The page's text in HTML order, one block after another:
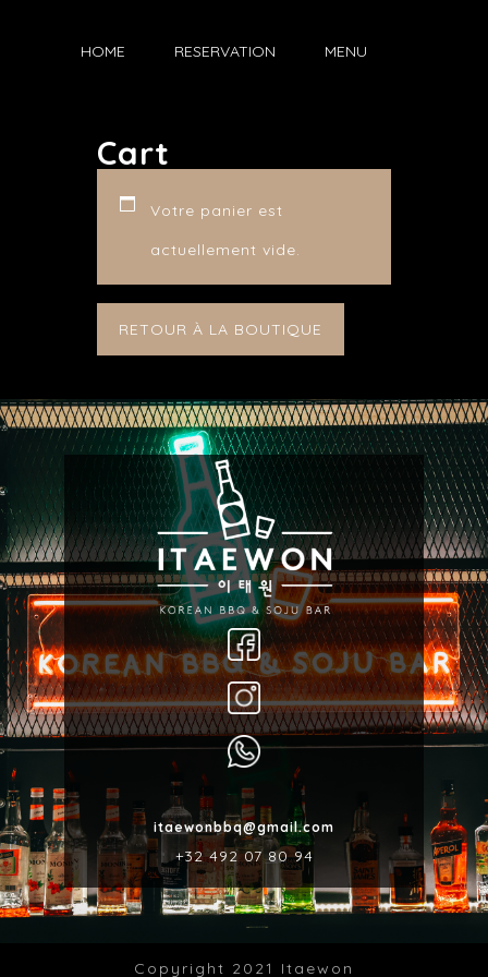
HOME RESERVATION MENU
Cart
Votre panier est
actuellement vide.
RETOUR À LA BOUTIQUE
itaewonbbq@gmail.com
‎+32 492 07 80 94
Copyright 2021 Itaewon